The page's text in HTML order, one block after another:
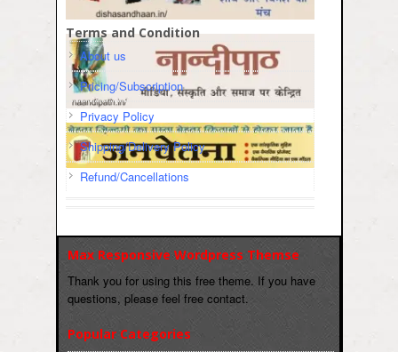
Terms and Condition
About us
Pricing/Subscription
Privacy Policy
Shipping/Delivery Policy
Refund/Cancellations
Max Responsive Wordpress Themse
Thank you for using this free theme. If you have
questions, please feel free contact.
Popular Categories